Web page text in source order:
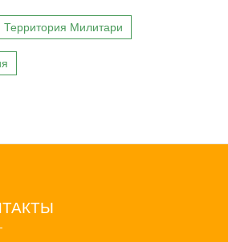
Территория Милитари